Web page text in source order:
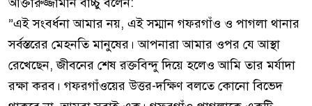
​”এই সংবর্ধনা আমার নয়, এই সম্মান গফরগাঁও ও পাগলা থানার
সর্বস্তরের মেহনতি মানুষের। আপনারা আমার ওপর যে আস্থা
রেখেছেন, জীবনের শেষ রক্তবিন্দু দিয়ে হলেও আমি তার মর্যাদা
রক্ষা করব। গফরগাঁওয়ের উত্তর-দক্ষিণ বলতে কোনো বিভেদ